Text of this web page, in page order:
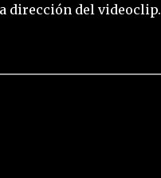
dirección del videoclip.